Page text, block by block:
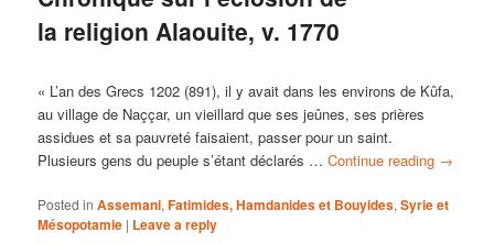
la religion Alaouite, v. 1770
« L’an des Grecs 1202 (891), il y avait dans les environs de Kûfa,
au village de Naççar, un vieillard que ses jeûnes, ses prières
assidues et sa pauvreté faisaient, passer pour un saint.
Plusieurs gens du peuple s’étant déclarés …Continue reading →
Posted in Assemani,Fatimides, Hamdanides et Bouyides,Syrie et
Mésopotamie | Leave a reply